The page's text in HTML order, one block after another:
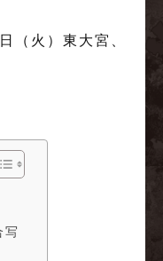
（火）東大宮、
写